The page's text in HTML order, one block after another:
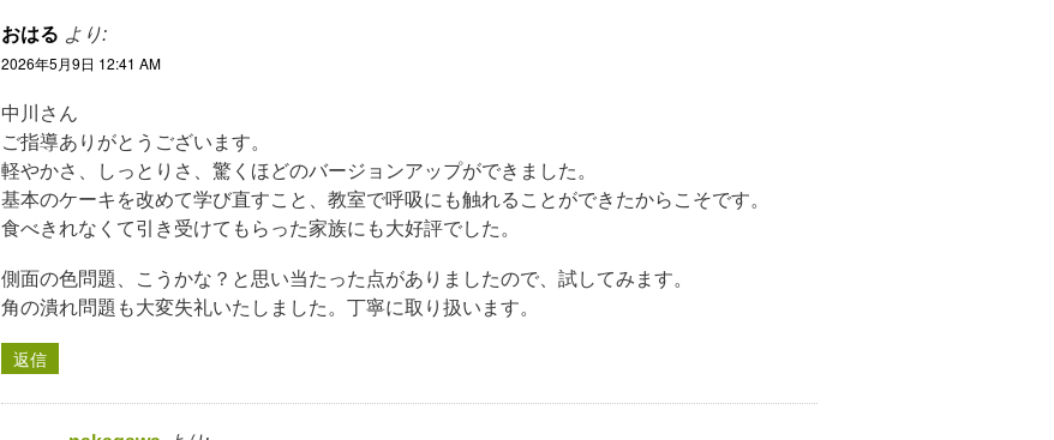
おはる より:
2026年5月9日 12:41 AM
中川さん
ご指導ありがとうございます。
軽やかさ、しっとりさ、驚くほどのバージョンアップができました。
基本のケーキを改めて学び直すこと、教室で呼吸にも触れることができたからこそです。
食べきれなくて引き受けてもらった家族にも大好評でした。
側面の色問題、こうかな？と思い当たった点がありましたので、試してみます。
角の潰れ問題も大変失礼いたしました。丁寧に取り扱います。
返信